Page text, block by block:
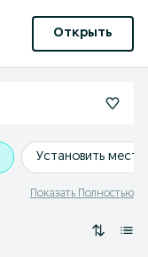
Открыть
Установить
Показать Полностью